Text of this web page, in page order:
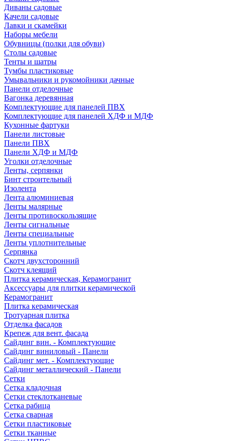
Диваны садовые
Качели садовые
Лавки и скамейки
Наборы мебели
Обувницы (полки для обуви)
Столы садовые
Тенты и шатры
Тумбы пластиковые
Умывальники и рукомойники дачные
Панели отделочные
Вагонка деревянная
Комплектующие для панелей ПВХ
Комплектующие для панелей ХДФ и МДФ
Кухонные фартуки
Панели листовые
Панели ПВХ
Панели ХДФ и МДФ
Уголки отделочные
Ленты, серпянки
Бинт строительный
Изолента
Лента алюминиевая
Ленты малярные
Ленты противоскользящие
Ленты сигнальные
Ленты специальные
Ленты уплотнительные
Серпянка
Скотч двухсторонний
Скотч клеящий
Плитка керамическая, Керамогранит
Аксессуары для плитки керамической
Керамогранит
Плитка керамическая
Тротуарная плитка
Отделка фасадов
Крепеж для вент. фасада
Сайдинг вин. - Комплектующие
Сайдинг виниловый - Панели
Сайдинг мет. - Комплектующие
Сайдинг металлический - Панели
Сетки
Сетка кладочная
Сетки стеклотканевые
Сетка рабица
Сетка сварная
Сетки пластиковые
Сетки тканные